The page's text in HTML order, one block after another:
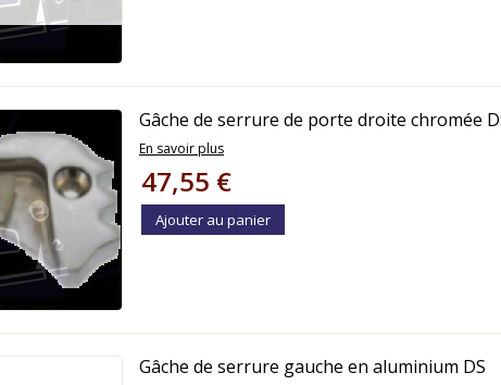
Gâche de serrure de porte droite chromée
En savoir plus
47,55 €
Ajouter au panier
Gâche de serrure gauche en aluminium DS